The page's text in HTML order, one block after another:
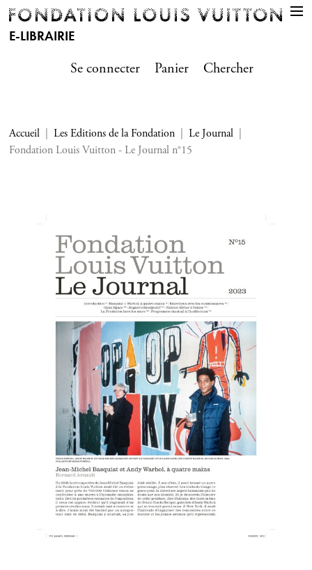
E-LIBRAIRIE
Se connecter
Panier Chercher
Accueil Les Editions de la Fondation
Le Journal
Fondation Louis Vuitton - Le Journal n°15